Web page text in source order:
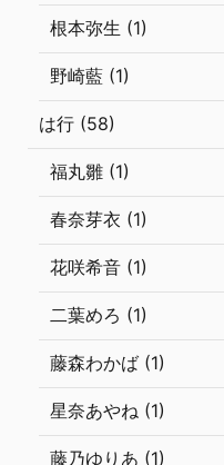
根本弥生 (1)
野崎藍 (1)
は行 (58)
福丸雛 (1)
春奈芽衣 (1)
花咲希音 (1)
二葉めろ (1)
藤森わかば (1)
星奈あやね (1)
藤乃ゆりあ (1)